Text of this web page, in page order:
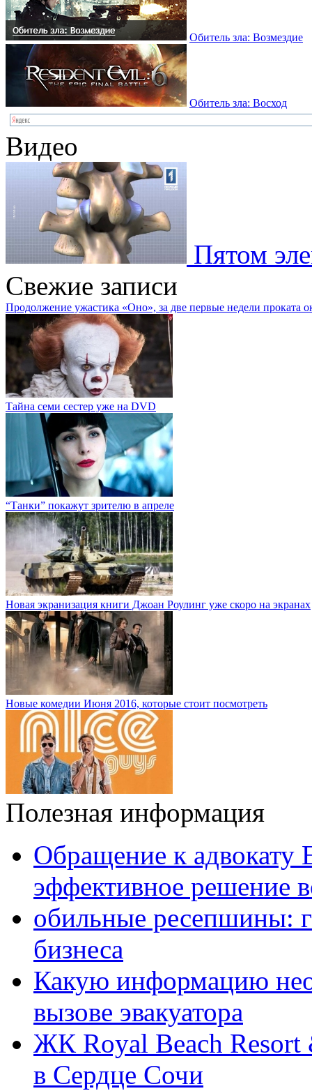
Обитель зла: Возмездие
Обитель зла: Восход
Видео
Пятом
Свежие записи
Продолжение ужастика «Оно», за две первые недели проката
Тайна семи сестер уже на DVD
“Танки” покажут зрителю в апреле
Новая экранизация книги Джоан Роулинг уже скоро на экранах
Новые комедии Июня 2016, которые стоит посмотреть
Полезная информация
Обращение к адвокату
эффективное решение
обильные ресепшины:
бизнеса
Какую информацию
вызове эвакуатора
ЖК Royal Beach
в Сердце Сочи